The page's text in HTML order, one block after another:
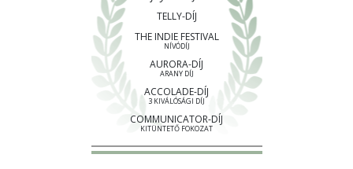
TELLY-DÍJ
THE INDIE FESTIVAL
NÍVÓDÍJ
AURORA-DÍJ
ARANY DÍJ
ACCOLADE-DÍJ
3 KIVÁLÓSÁGI DÍJ
COMMUNICATOR-DÍJ
KITÜNTETŐ FOKOZAT